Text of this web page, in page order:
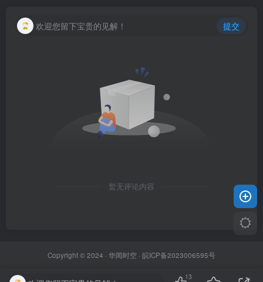
欢迎您留下宝贵的见解！ 提交
暂无评论内容
Copyright © 2024 · 华闻时空 · 皖ICP备2023006595号
13